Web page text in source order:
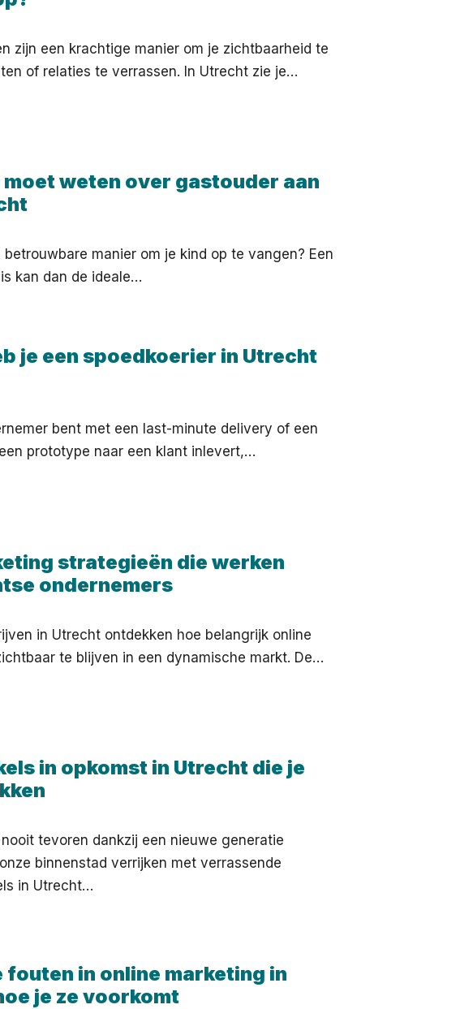
zijn een krachtige manier om je zichtbaarheid te
of relaties te verrassen. In Utrecht zie je…
weten over gastouder aan
betrouwbare manier om je kind op te vangen? Een
kan dan de ideale…
je een spoedkoerier in Utrecht
bent met een last-minute delivery of een
prototype naar een klant inlevert,…
strategieën die werken
ondernemers
in Utrecht ontdekken hoe belangrijk online
te blijven in een dynamische markt. De…
in opkomst in Utrecht die je
tevoren dankzij een nieuwe generatie
binnenstad verrijken met verrassende
in Utrecht…
fouten in online marketing in
je ze voorkomt